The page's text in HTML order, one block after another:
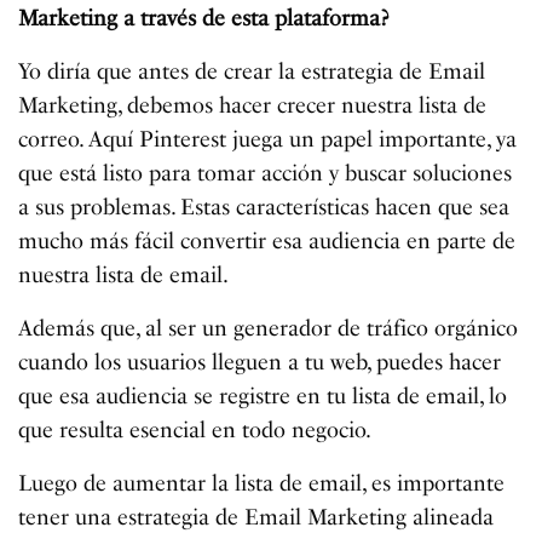
Marketing a través de esta plataforma?
Yo diría que antes de crear la estrategia de Email
Marketing, debemos hacer crecer nuestra lista de
correo. Aquí Pinterest juega un papel importante, ya
que está listo para tomar acción y buscar soluciones
a sus problemas. Estas características hacen que sea
mucho más fácil convertir esa audiencia en parte de
nuestra lista de email.
Además que, al ser un generador de tráfico orgánico
cuando los usuarios lleguen a tu web, puedes hacer
que esa audiencia se registre en tu lista de email, lo
que resulta esencial en todo negocio.
Luego de aumentar la lista de email, es importante
tener una estrategia de Email Marketing alineada